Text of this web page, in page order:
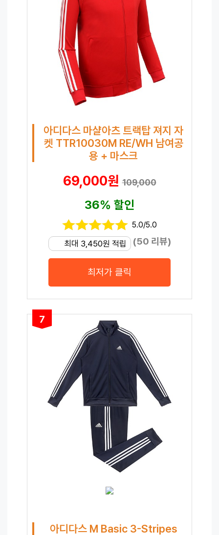
아디다스 마샬아츠 트랙탑 져지 자
켓 TTR10030M RE/WH 남여공
용 + 마스크
69,000원109,000
36% 할인
5.0/5.0
최대 3,450원 적립 (50 리뷰)
최저가 클릭
7
아디다스 M Basic 3-Stripes